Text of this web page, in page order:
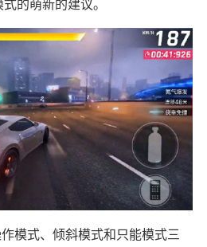
的萌新的建议。
模式、倾斜模式和只能模式三